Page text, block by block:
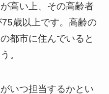
高い上、その高齢者
歳以上です。高齢の
都市に住んでいると
。
いつ担当するかとい